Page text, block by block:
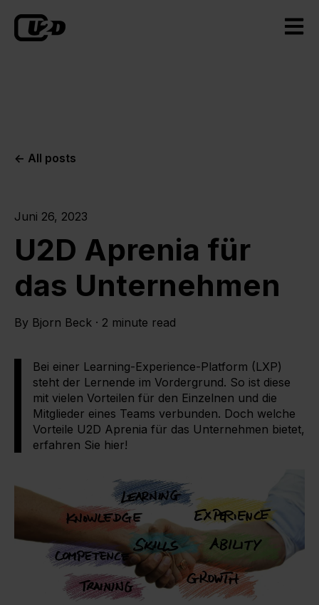
Open
All posts
Juni 26, 2023
U2D Aprenia für
das Unternehmen
By Bjorn Beck · 2 minute read
Bei einer Learning-Experience-Platform (LXP)
steht der Lernende im Vordergrund. So ist diese
mit vielen Vorteilen für den Einzelnen und die
Mitglieder eines Teams verbunden. Doch welche
Vorteile U2D Aprenia für das Unternehmen bietet,
erfahren Sie hier!